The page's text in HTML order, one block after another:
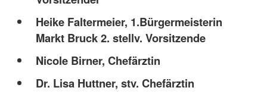
Heike Faltermeier, 1.Bürgermeisterin
Markt Bruck 2. stellv. Vorsitzende
Nicole Birner, Chefärztin
Dr. Lisa Huttner, stv. Chefärztin